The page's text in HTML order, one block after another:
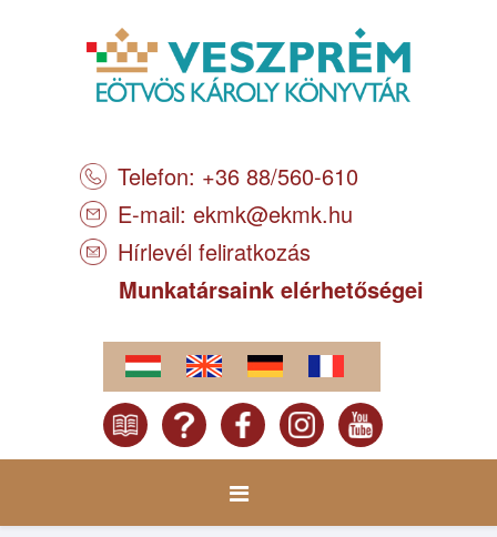
Telefon: +36 88/560-610
E-mail: ekmk@ekmk.hu
Hírlevél feliratkozás
Munkatársaink elérhetőségei